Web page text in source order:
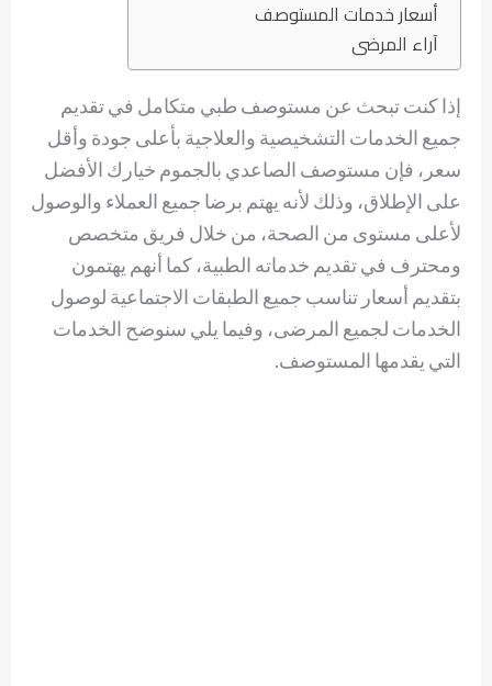
أسعار خدمات المستوصف
آراء المرضى
إذا كنت تبحث عن مستوصف طبي متكامل في تقديم
جميع الخدمات التشخيصية والعلاجية بأعلى جودة وأقل
سعر، فإن مستوصف الصاعدي بالجموم خيارك الأفضل
على الإطلاق، وذلك لأنه يهتم برضا جميع العملاء والوصول
لأعلى مستوى من الصحة، من خلال فريق متخصص
ومحترف في تقديم خدماته الطبية، كما أنهم يهتمون
بتقديم أسعار تناسب جميع الطبقات الاجتماعية لوصول
الخدمات لجميع المرضى، وفيما يلي سنوضح الخدمات
التي يقدمها المستوصف.